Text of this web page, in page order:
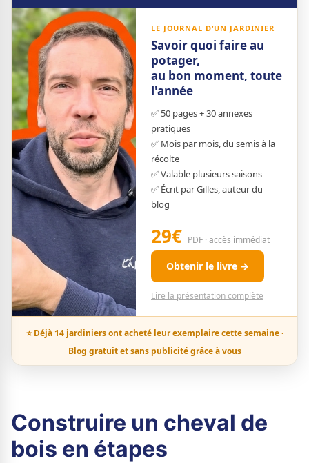
LE JOURNAL D'UN JARDINIER
Savoir quoi faire au
potager,
au bon moment, toute
l'année
✅ 50 pages + 30 annexes
pratiques
✅ Mois par mois, du semis à la
récolte
✅ Valable plusieurs saisons
✅ Écrit par Gilles, auteur du
blog
29€ PDF · accès immédiat
Obtenir le livre →
Lire la présentation complète
⭐ Déjà 14 jardiniers ont acheté leur exemplaire cette semaine ·
Blog gratuit et sans publicité grâce à vous
Construire un cheval de
bois en étapes